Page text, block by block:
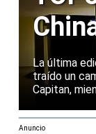
La última
traído un
Capitan,
rendimiento.
Anuncio